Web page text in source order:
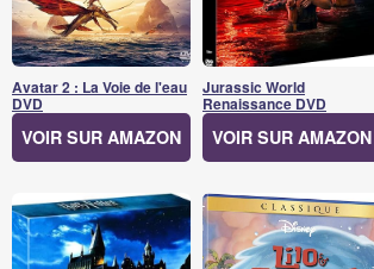
Avatar 2 : La Voie de l'eau
DVD
VOIR SUR AMAZON
Jurassic World
Renaissance DVD
VOIR SUR AMAZON